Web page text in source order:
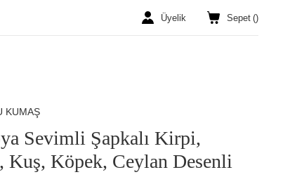
Üyelik Sepet ()
KUMAŞ
Sevimli Şapkalı Kirpi,
Kuş, Köpek, Ceylan Desenli